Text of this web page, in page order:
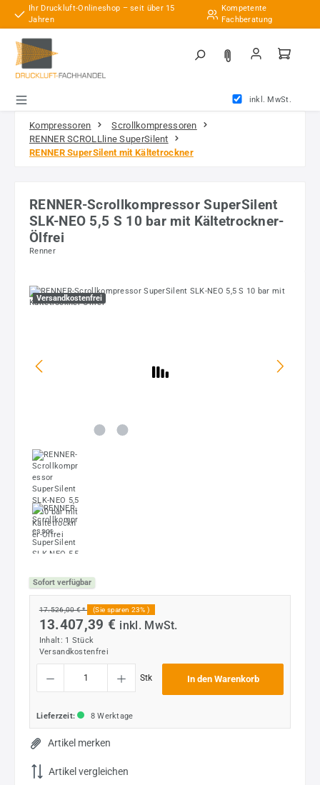
Zum Hauptinhalt springen
Ihr Druckluft-Onlineshop – seit über 15
Jahren
Kompetente
Fachberatung
inkl. MwSt.
Kompressoren
Scrollkompressoren
RENNER SCROLLline SuperSilent
RENNER SuperSilent mit Kältetrockner
RENNER-Scrollkompressor SuperSilent
SLK-NEO 5,5 S 10 bar mit Kältetrockner-
Ölfrei
Renner
Bildergalerie überspringen
Versandkostenfrei
Sofort verfügbar
17.526,00 € * (Sie sparen 23% )
13.407,39 € inkl. MwSt.
Inhalt: 1 Stück
Versandkostenfrei
Produkt Anzahl: Gib den gewünschten Wert ein oder benutze die Schaltflächen um
Stk In den Warenkorb
Lieferzeit: 8 Werktage
Artikel merken
Artikel vergleichen